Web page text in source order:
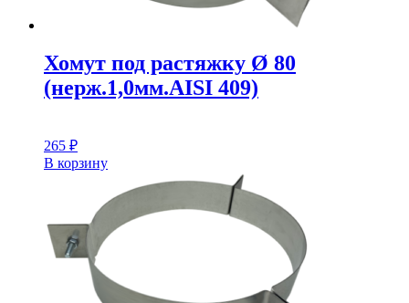
Хомут под растяжку Ø 80
(нерж.1,0мм.AISI 409)
265 ₽
В корзину